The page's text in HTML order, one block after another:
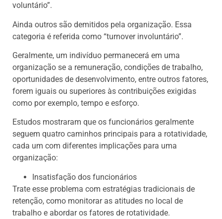
voluntário”.
Ainda outros são demitidos pela organização. Essa
categoria é referida como “turnover involuntário”.
Geralmente, um indivíduo permanecerá em uma
organização se a remuneração, condições de trabalho,
oportunidades de desenvolvimento, entre outros fatores,
forem iguais ou superiores às contribuições exigidas
como por exemplo, tempo e esforço.
Estudos mostraram que os funcionários geralmente
seguem quatro caminhos principais para a rotatividade,
cada um com diferentes implicações para uma
organização:
Insatisfação dos funcionários
Trate esse problema com estratégias tradicionais de
retenção, como monitorar as atitudes no local de
trabalho e abordar os fatores de rotatividade.